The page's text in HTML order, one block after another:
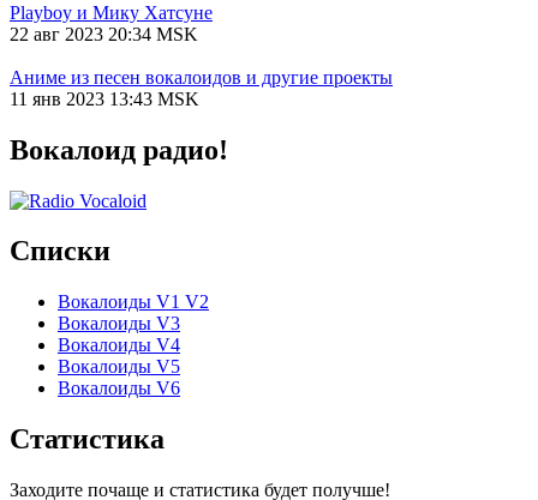
Playboy и Мику Хатсуне
22 авг 2023 20:34 MSK
Аниме из песен вокалоидов и другие проекты
11 янв 2023 13:43 MSK
Вокалоид радио!
Списки
Вокалоиды V1 V2
Вокалоиды V3
Вокалоиды V4
Вокалоиды V5
Вокалоиды V6
Статистика
Заходите почаще и статистика будет получше!